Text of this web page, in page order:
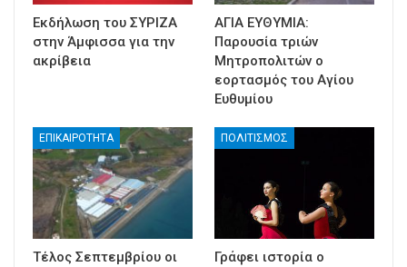
Εκδήλωση του ΣΥΡΙΖΑ
στην Άμφισσα για την
ακρίβεια
ΑΓΙΑ ΕΥΘΥΜΙΑ:
Παρουσία τριών
Μητροπολιτών ο
εορτασμός του Αγίου
Ευθυμίου
ΕΠΙΚΑΙΡΟΤΗΤΑ
Τέλος Σεπτεμβρίου οι
ΠΟΛΙΤΙΣΜΟΣ
Γράφει ιστορία ο